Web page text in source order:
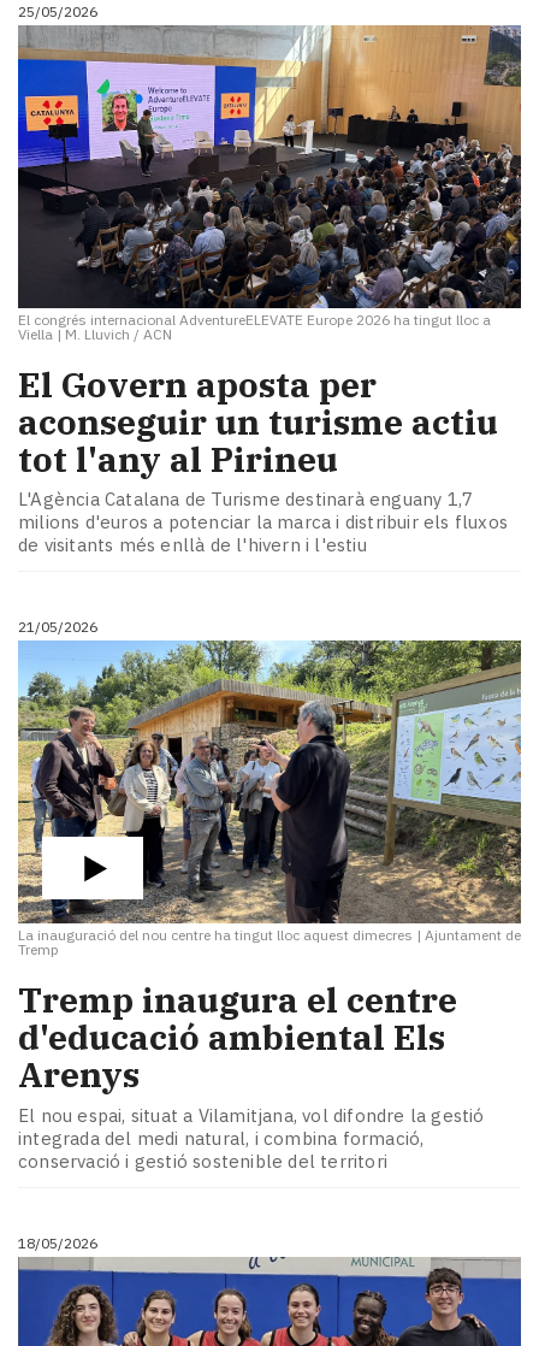
25/05/2026
El congrés internacional AdventureELEVATE Europe 2026 ha tingut lloc a
Viella |M. Lluvich / ACN
El Govern aposta per
aconseguir un turisme actiu
tot l'any al Pirineu
L'Agència Catalana de Turisme destinarà enguany 1,7
milions d'euros a potenciar la marca i distribuir els fluxos
de visitants més enllà de l'hivern i l'estiu
21/05/2026
La inauguració del nou centre ha tingut lloc aquest dimecres | Ajuntament de
Tremp
​Tremp inaugura el centre
d'educació ambiental Els
Arenys
El nou espai, situat a Vilamitjana, vol difondre la gestió
integrada del medi natural, i combina formació,
conservació i gestió sostenible del territori
18/05/2026